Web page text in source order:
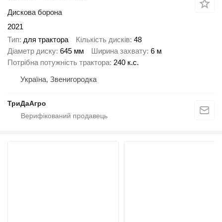
Дискова борона
2021
Тип для трактора Кількість дисків 48
Діаметр диску 645 мм Ширина захвату 6 м
Потрібна потужність трактора 240 к.с.
Україна, Звенигородка
ТриДаАгро